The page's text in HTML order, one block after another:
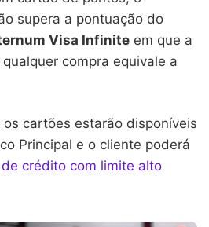
supera a pontuação do
Visa Infinite em que a
compra equivale a
cartões estarão disponíveis
Principal e o cliente poderá
crédito com limite alto